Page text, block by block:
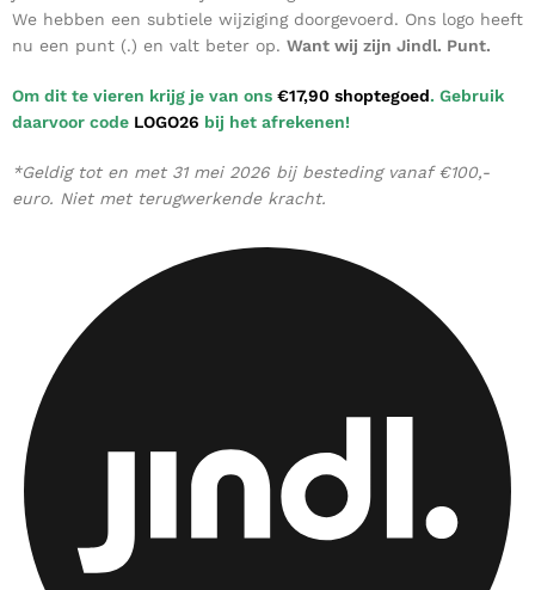
We hebben een subtiele wijziging doorgevoerd. Ons logo heeft
nu een punt (.) en valt beter op. Want wij zijn Jindl. Punt.
Om dit te vieren krijg je van ons €17,90 shoptegoed. Gebruik
daarvoor code LOGO26 bij het afrekenen!
*Geldig tot en met 31 mei 2026 bij besteding vanaf €100,-
euro. Niet met terugwerkende kracht.